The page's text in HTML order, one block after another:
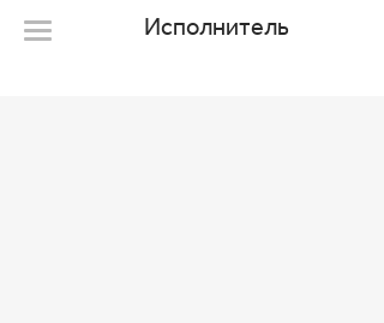
Исполнитель